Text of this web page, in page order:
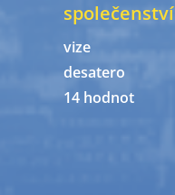
společenství
vize
desatero
14 hodnot